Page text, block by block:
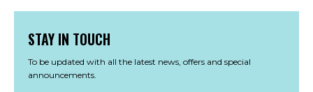
STAY IN TOUCH
To be updated with all the latest news, offers and special
announcements.